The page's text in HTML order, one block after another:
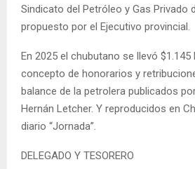
Sindicato del Petróleo y Gas Privado
propuesto por el Ejecutivo provincial.
En 2025 el chubutano se llevó $1.145
concepto de honorarios y
balance de la petrolera publicados
Hernán Letcher. Y reproducidos en
diario “Jornada”.
DELEGADO Y TESORERO